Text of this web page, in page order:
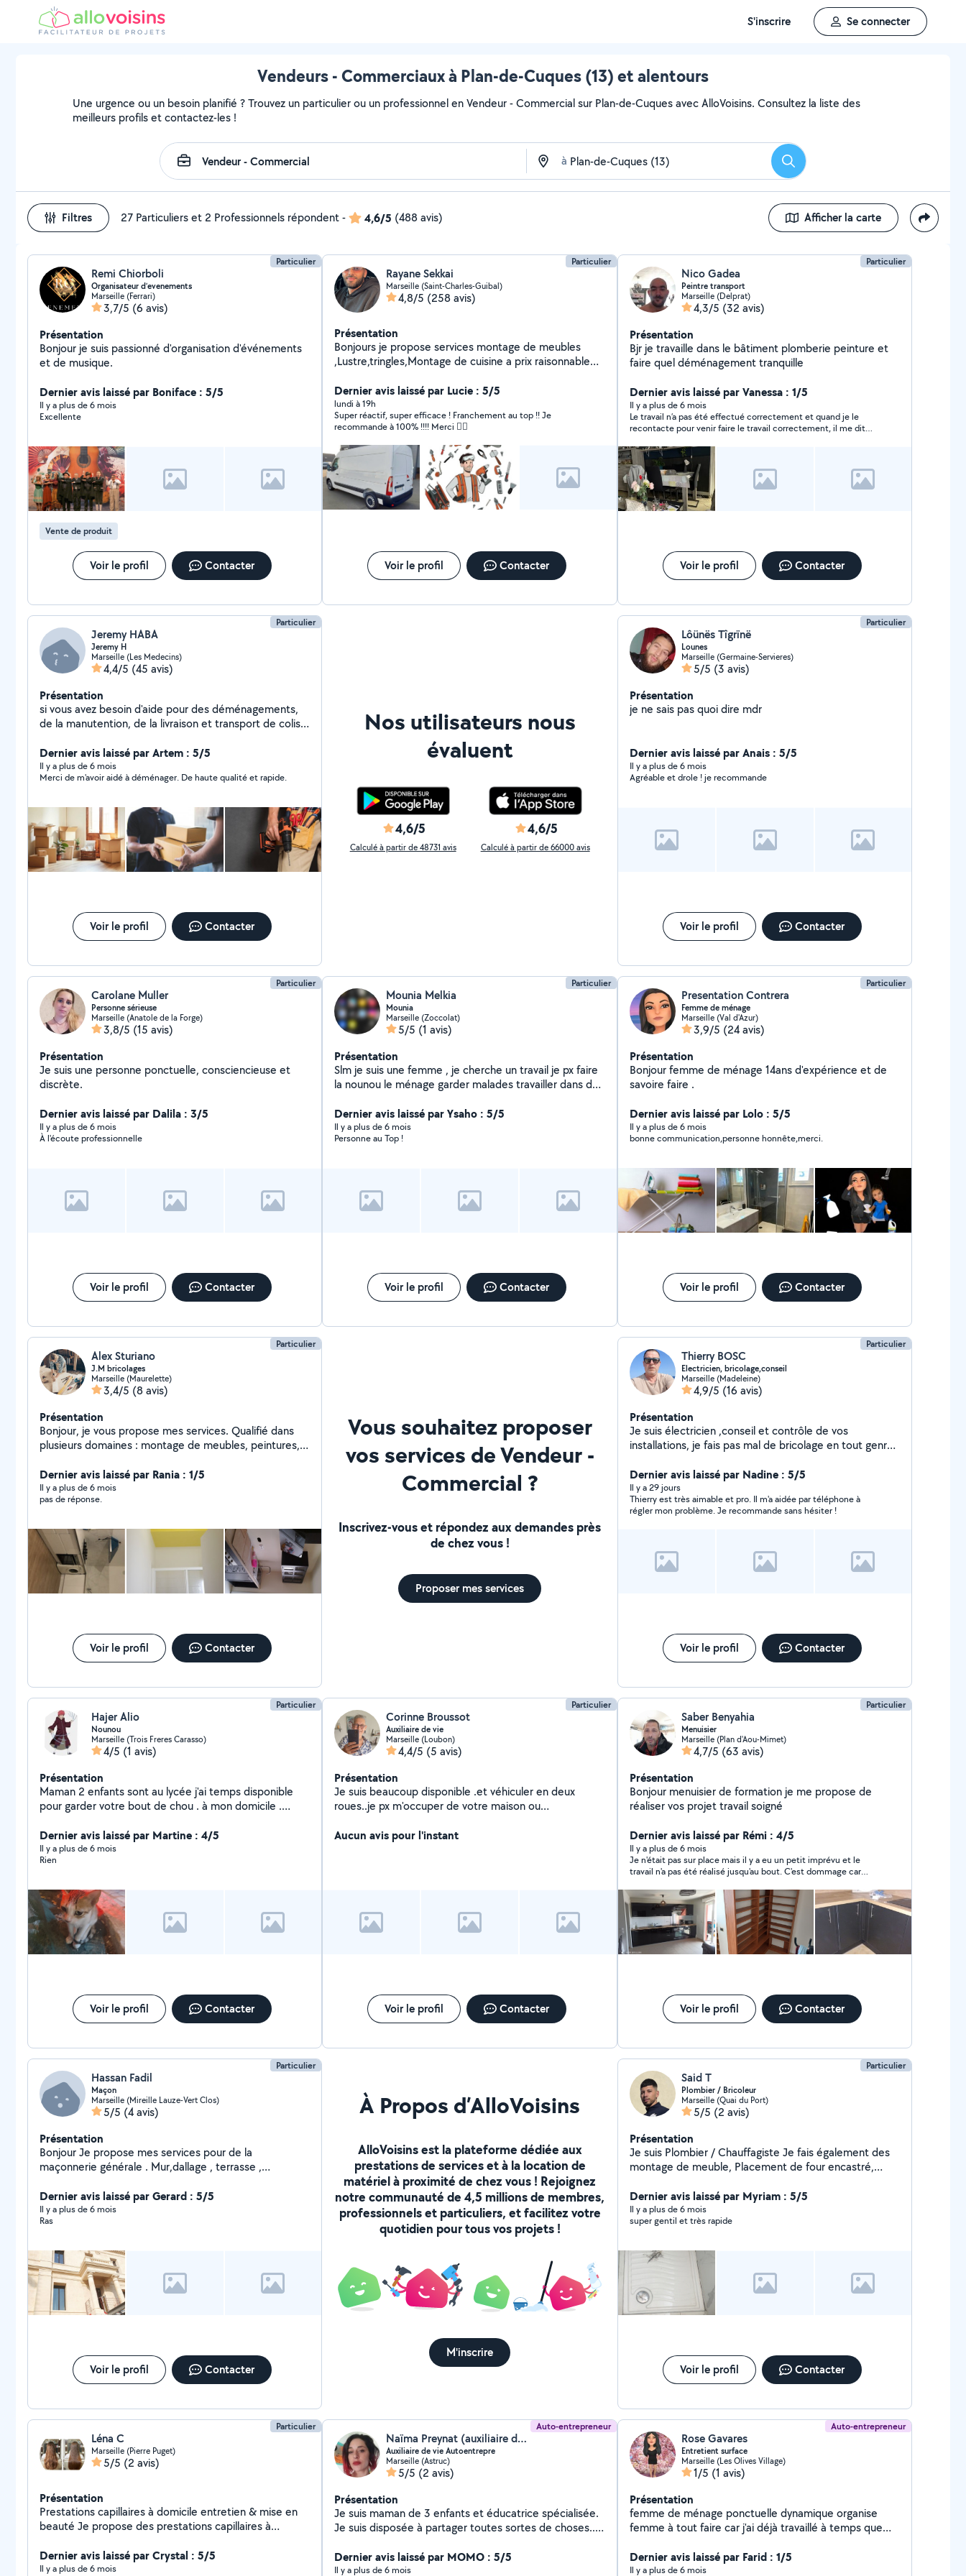
S'inscrire Se connecter
Vendeurs - Commerciaux à Plan-de-Cuques (13) et alentours
Une urgence ou un besoin planifié ? Trouvez un particulier ou un professionnel en Vendeur - Commercial sur Plan-de-Cuques avec AlloVoisins. Consultez la liste des
meilleurs profils et contactez-les !
à Rechercher
Filtres 27 Particuliers et 2 Professionnels répondent- 4,6/5 (488 avis) Afficher la carte
Particulier
Remi Chiorboli
Organisateur d’evenements
Marseille (Ferrari)
3,7/5 (6 avis)
Présentation
Bonjour je suis passionné d'organisation d'événements
et de musique.
Dernier avis laissé par Boniface : 5/5
Il y a plus de 6 mois
Excellente
Vente de produit
Voir le profil Contacter
Particulier
Rayane Sekkai
Marseille (Saint-Charles-Guibal)
4,8/5 (258 avis)
Présentation
Bonjours je propose services montage de meubles
,Lustre,tringles,Montage de cuisine a prix raisonnable
Dernier avis laissé par Lucie : 5/5
lundi à 19h
Super réactif, super efficace ! Franchement au top !! Je
recommande à 100% !!!! Merci 👍🏻
Voir le profil Contacter
Particulier
Nico Gadea
Peintre transport
Marseille (Delprat)
4,3/5 (32 avis)
Présentation
Bjr je travaille dans le bâtiment plomberie peinture et
faire quel déménagement tranquille
Dernier avis laissé par Vanessa : 1/5
Il y a plus de 6 mois
Le travail n’a pas été effectué correctement et quand je le
recontacte pour venir faire le travail correctement, il me dit
messages sur l’application, ni aux sms ni aux appels. Je ne
recommande surtout pas.
Voir le profil Contacter
Particulier
Jeremy HABA
Jeremy H
Marseille (Les Medecins)
4,4/5 (45 avis)
Présentation
si vous avez besoin d'aide pour des déménagements,
de la manutention, de la livraison et transport de colis,
carrelage. n'hésitez pas ce sera un plaisir de vous aider.
je suis sérieux, ponctuel et sympathique.
Dernier avis laissé par Artem : 5/5
Il y a plus de 6 mois
Merci de m'avoir aidé à déménager. De haute qualité et rapide.
Voir le profil Contacter
Nos utilisateurs nous
évaluent
4,6/5
Calculé à partir de 48731 avis
4,6/5
Calculé à partir de 66000 avis
Particulier
Lôünës Tîgrïnë
Lounes
Marseille (Germaine-Servieres)
5/5 (3 avis)
Présentation
je ne sais pas quoi dire mdr
Dernier avis laissé par Anais : 5/5
Il y a plus de 6 mois
Agréable et drole ! je recommande
Voir le profil Contacter
Particulier
Carolane Muller
Personne sérieuse
Marseille (Anatole de la Forge)
3,8/5 (15 avis)
Présentation
Je suis une personne ponctuelle, consciencieuse et
discrète.
Dernier avis laissé par Dalila : 3/5
Il y a plus de 6 mois
À l'écoute professionnelle
Voir le profil Contacter
Particulier
Mounia Melkia
Mounia
Marseille (Zoccolat)
5/5 (1 avis)
Présentation
Slm je suis une femme , je cherche un travail je px faire
la nounou le ménage garder malades travailler dans des
n'hésite pas à m'appeler
Dernier avis laissé par Ysaho : 5/5
Il y a plus de 6 mois
Personne au Top !
Voir le profil Contacter
Particulier
Presentation Contrera
Femme de ménage
Marseille (Val d'Azur)
3,9/5 (24 avis)
Présentation
Bonjour femme de ménage 14ans d'expérience et de
savoire faire .
Dernier avis laissé par Lolo : 5/5
Il y a plus de 6 mois
bonne communication,personne honnête,merci.
Voir le profil Contacter
Particulier
Alex Sturiano
J.M bricolages
Marseille (Maurelette)
3,4/5 (8 avis)
Présentation
Bonjour, je vous propose mes services. Qualifié dans
plusieurs domaines : montage de meubles, peintures,
d'informations, je suis joignable à tout moment.
Location de matériel pocible
Dernier avis laissé par Rania : 1/5
Il y a plus de 6 mois
pas de réponse.
Voir le profil Contacter
Vous souhaitez proposer
vos services de Vendeur -
Commercial ?
Inscrivez-vous et répondez aux demandes près
de chez vous !
Proposer mes services
Particulier
Thierry BOSC
Electricien, bricolage,conseil
Marseille (Madeleine)
4,9/5 (16 avis)
Présentation
Je suis électricien ,conseil et contrôle de vos
installations, je fais pas mal de bricolage en tout genre
petite installation de plomberie .J'ai les outils approprié
pour faire des petits travaux.
Dernier avis laissé par Nadine : 5/5
Il y a 29 jours
Thierry est très aimable et pro. Il m'a aidée par téléphone à
régler mon problème. Je recommande sans hésiter !
Voir le profil Contacter
Particulier
Hajer Alio
Nounou
Marseille (Trois Freres Carasso)
4/5 (1 avis)
Présentation
Maman 2 enfants sont au lycée j'ai temps disponible
pour garder votre bout de chou . à mon domicile .
mains soigneux
Dernier avis laissé par Martine : 4/5
Il y a plus de 6 mois
Rien
Voir le profil Contacter
Particulier
Corinne Broussot
Auxiliaire de vie
Marseille (Loubon)
4,4/5 (5 avis)
Présentation
Je suis beaucoup disponible .et véhiculer en deux
roues..je px m'occuper de votre maison ou
Merci à bientôt
Aucun avis pour l'instant
Voir le profil Contacter
Particulier
Saber Benyahia
Menuisier
Marseille (Plan d'Aou-Mimet)
4,7/5 (63 avis)
Présentation
Bonjour menuisier de formation je me propose de
réaliser vos projet travail soigné
Dernier avis laissé par Rémi : 4/5
Il y a plus de 6 mois
Je n'était pas sur place mais il y a eu un petit imprévu et le
travail n'a pas été réalisé jusqu'au bout. C'est dommage car
rendre service
Voir le profil Contacter
Particulier
Hassan Fadil
Maçon
Marseille (Mireille Lauze-Vert Clos)
5/5 (4 avis)
Présentation
Bonjour Je propose mes services pour de la
maçonnerie générale . Mur,dallage , terrasse ,
poteaux ,poutre
Dernier avis laissé par Gerard : 5/5
Il y a plus de 6 mois
Ras
Voir le profil Contacter
À Propos d’AlloVoisins
AlloVoisins est la plateforme dédiée aux
prestations de services et à la location de
matériel à proximité de chez vous ! Rejoignez
notre communauté de 4,5 millions de membres,
professionnels et particuliers, et facilitez votre
quotidien pour tous vos projets !
M'inscrire
Particulier
Said T
Plombier / Bricoleur
Marseille (Quai du Port)
5/5 (2 avis)
Présentation
Je suis Plombier / Chauffagiste Je fais également des
montage de meuble, Placement de four encastré,
Dernier avis laissé par Myriam : 5/5
Il y a plus de 6 mois
super gentil et très rapide
Voir le profil Contacter
Particulier
Léna C
Marseille (Pierre Puget)
5/5 (2 avis)
Présentation
Prestations capillaires à domicile entretien & mise en
beauté Je propose des prestations capillaires à
application de produits capillaires mise en beauté et
conseils d'entretien Moment détente et confort chez
Dernier avis laissé par Crystal : 5/5
Il y a plus de 6 mois
Auto-entrepreneur
Naïma Preynat (auxiliaire de vie sociale à domicile)
Auxiliaire de vie Autoentrepre
Marseille (Astruc)
5/5 (2 avis)
Présentation
Je suis maman de 3 enfants et éducatrice spécialisée.
Je suis disposée à partager toutes sortes de choses..
detoutes les compétences que j'ai acquises durant
mon parcours professionnel en sachant que j'exerce
Dernier avis laissé par MOMO : 5/5
Il y a plus de 6 mois
Auto-entrepreneur
Rose Gavares
Entretient surface
Marseille (Les Olives Village)
1/5 (1 avis)
Présentation
femme de ménage ponctuelle dynamique organise
femme à tout faire car j'ai déjà travaillé à temps que
Dernier avis laissé par Farid : 1/5
Il y a plus de 6 mois